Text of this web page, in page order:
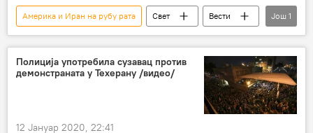
Америка и Иран на рубу рата Свет
Вести
Иран
Још 1
Полиција употребила сузавац против
демонстраната у Техерану /видео/
12 Јануар 2020, 22:41